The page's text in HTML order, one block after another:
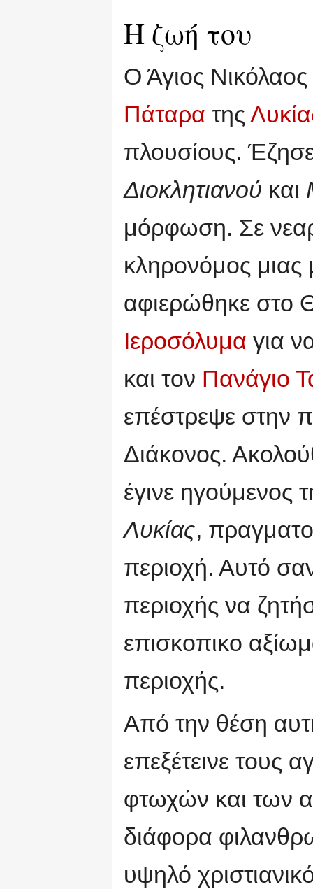
Η ζωή του
Ο Άγιος
Πάταρα της
πλουσίους.
Διοκλητιανού και
μόρφωση. Σε
κληρονόμος μιας
αφιερώθηκε στο
Ιεροσόλυμα για
και τον Πανάγιο
επέστρεψε στην
Διάκονος.
έγινε ηγούμενος
Λυκίας,
περιοχή. Αυτό
περιοχής να
επισκοπικο
περιοχής.
Από την θέση
επεξέτεινε τους
φτωχών και των
διάφορα
υψηλό